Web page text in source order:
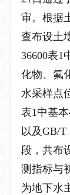
审。根据
查布设土
36600表1
化物、氟
水采样点
表1中基本
以及GB/T
段，共布
测指标与
为地下水